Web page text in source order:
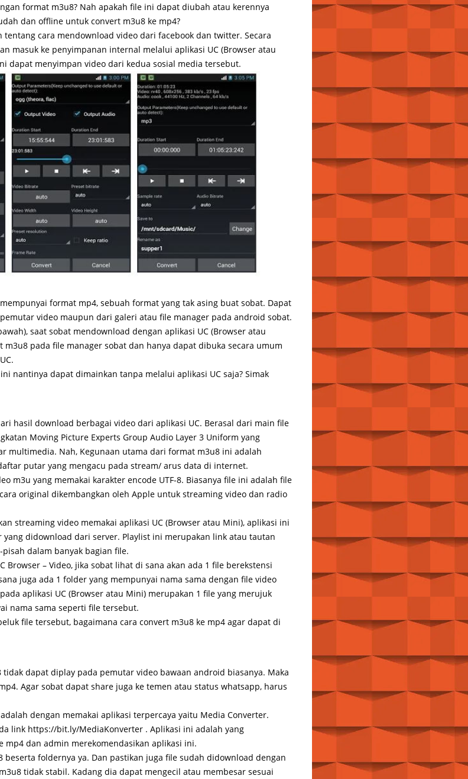
format m3u8? Nah apakah file ini dapat diubah atau kerennya
dan offline untuk convert m3u8 ke mp4?
cara mendownload video dari facebook dan twitter. Secara
masuk ke penyimpanan internal melalui aplikasi UC (Browser atau
dapat menyimpan video dari kedua sosial media tersebut.
format mp4, sebuah format yang tak asing buat sobat. Dapat
video maupun dari galeri atau file manager pada android sobat.
saat sobat mendownload dengan aplikasi UC (Browser atau
pada file manager sobat dan hanya dapat dibuka secara umum
nantinya dapat dimainkan tanpa melalui aplikasi UC saja? Simak
hasil download berbagai video dari aplikasi UC. Berasal dari main file
Moving Picture Experts Group Audio Layer 3 Uniform yang
multimedia. Nah, Kegunaan utama dari format m3u8 ini adalah
putar yang mengacu pada stream/ arus data di internet.
m3u yang memakai karakter encode UTF-8. Biasanya file ini adalah file
original dikembangkan oleh Apple untuk streaming video dan radio
streaming video memakai aplikasi UC (Browser atau Mini), aplikasi ini
didownload dari server. Playlist ini merupakan link atau tautan
dalam banyak bagian file.
Browser – Video, jika sobat lihat di sana akan ada 1 file berekstensi
juga ada 1 folder yang mempunyai nama sama dengan file video
aplikasi UC (Browser atau Mini) merupakan 1 file yang merujuk
nama sama seperti file tersebut.
file tersebut, bagaimana cara convert m3u8 ke mp4 agar dapat di
dapat diplay pada pemutar video bawaan android biasanya. Maka
Agar sobat dapat share juga ke temen atau status whatsapp, harus
dengan memakai aplikasi terpercaya yaitu Media Converter.
link https://bit.ly/MediaKonverter . Aplikasi ini adalah yang
mp4 dan admin merekomendasikan aplikasi ini.
beserta foldernya ya. Dan pastikan juga file sudah didownload dengan
tidak stabil. Kadang dia dapat mengecil atau membesar sesuai